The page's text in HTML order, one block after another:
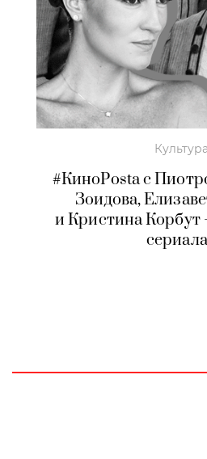
Культура
#КиноPosta c
Зоидова,
и Кристина